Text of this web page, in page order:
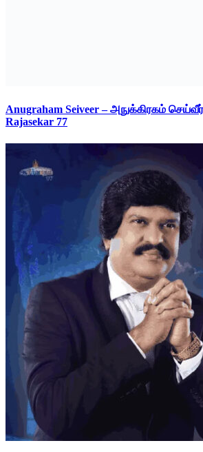
Anugraham Seiveer – அநுக்கிரகம்
Rajasekar 77